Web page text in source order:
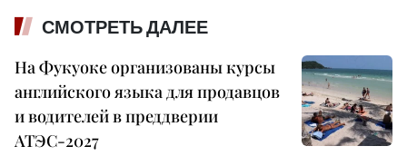
СМОТРЕТЬ ДАЛЕЕ
На Фукуоке организованы курсы
английского языка для продавцов
и водителей в преддверии
АТЭС-2027